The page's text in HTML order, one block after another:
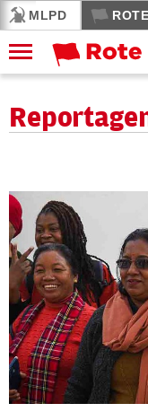
MLPD